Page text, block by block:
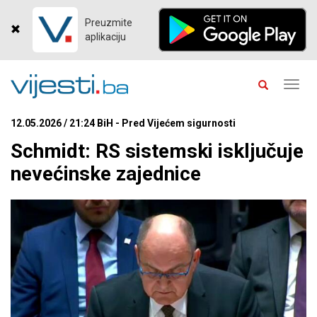
Preuzmite
aplikaciju
12.05.2026 / 21:24 BiH - Pred Vijećem sigurnosti
Schmidt: RS sistemski isključuje
nevećinske zajednice